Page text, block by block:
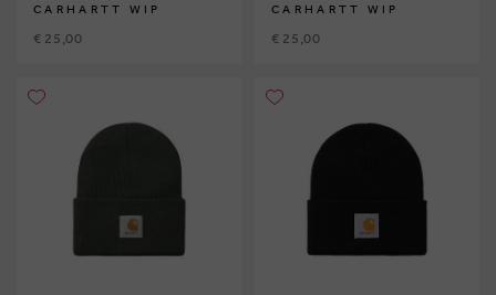
CARHARTT WIP
€ 25,00
CARHARTT WIP
€ 25,00